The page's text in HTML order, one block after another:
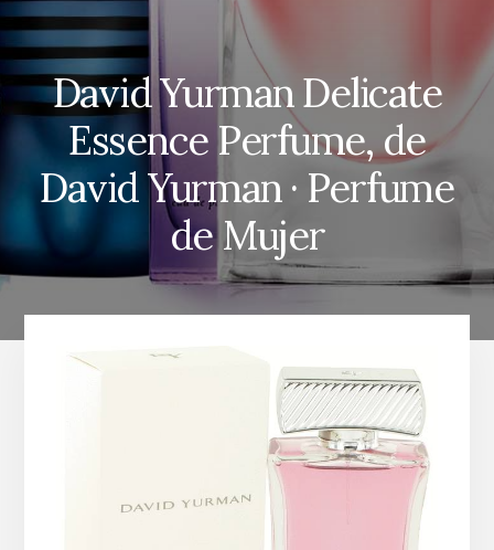
David Yurman Delicate
Essence Perfume, de
David Yurman · Perfume
de Mujer